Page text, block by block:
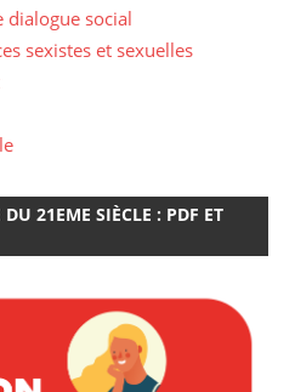
dialogue social
sexistes et sexuelles
21EME SIÈCLE : PDF ET